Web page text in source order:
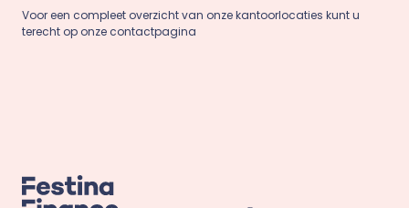
Voor een compleet overzicht van onze kantoorlocaties kunt u
terecht op onze contactpagina